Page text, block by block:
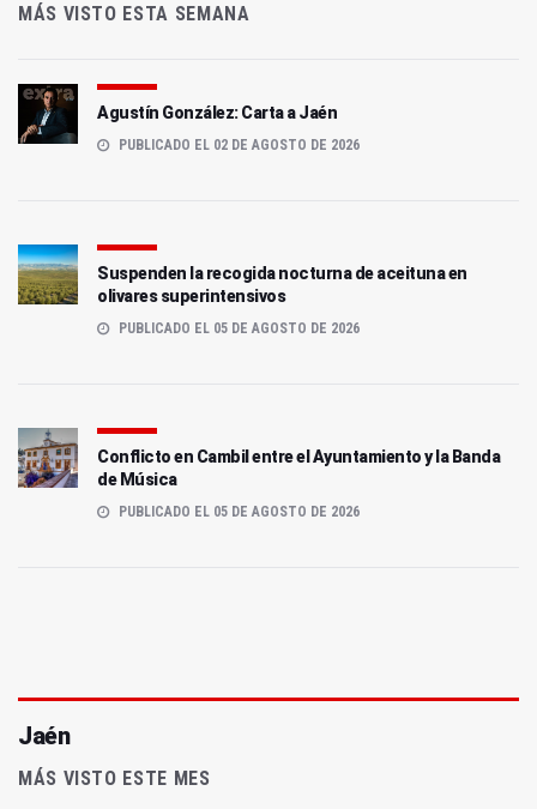
MÁS VISTO ESTA SEMANA
Agustín González: Carta a Jaén
PUBLICADO EL 02 DE AGOSTO DE 2026
Suspenden la recogida nocturna de aceituna en
olivares superintensivos
PUBLICADO EL 05 DE AGOSTO DE 2026
Conflicto en Cambil entre el Ayuntamiento y la Banda
de Música
PUBLICADO EL 05 DE AGOSTO DE 2026
Jaén
MÁS VISTO ESTE MES